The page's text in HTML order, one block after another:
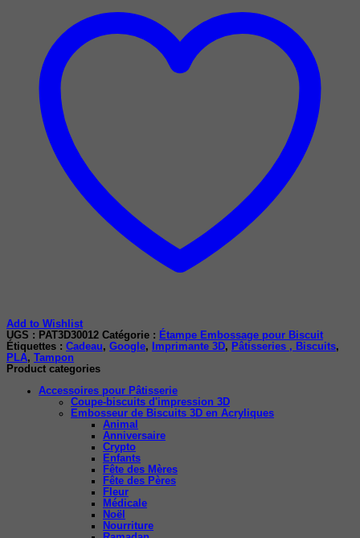
Add to Wishlist
UGS : PAT3D30012 Catégorie : Étampe Embossage pour Biscuit
Étiquettes : Cadeau, Google, Imprimante 3D, Pâtisseries , Biscuits,
PLA, Tampon
Product categories
Accessoires pour Pâtisserie
Coupe-biscuits d'impression 3D
Embosseur de Biscuits 3D en Acryliques
Animal
Anniversaire
Crypto
Enfants
Fête des Mères
Fête des Pères
Fleur
Médicale
Noël
Nourriture